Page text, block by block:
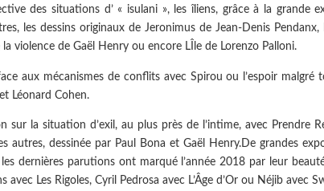
des situations d’ « isulani », les îliens, grâce à la grande
les dessins originaux de Jeronimus de Jean-Denis
violence de Gaël Henry ou encore LÎle de Lorenzo Palloni.
aux mécanismes de conflits avec Spirou ou l’espoir malgré
Léonard Cohen.
sur la situation d’exil, au plus près de l’intime, avec Prendre
autres, dessinée par Paul Bona et Gaël Henry.De grandes
dernières parutions ont marqué l’année 2018 par leur
avec Les Rigoles, Cyril Pedrosa avec L’Âge d’Or ou Néjib avec